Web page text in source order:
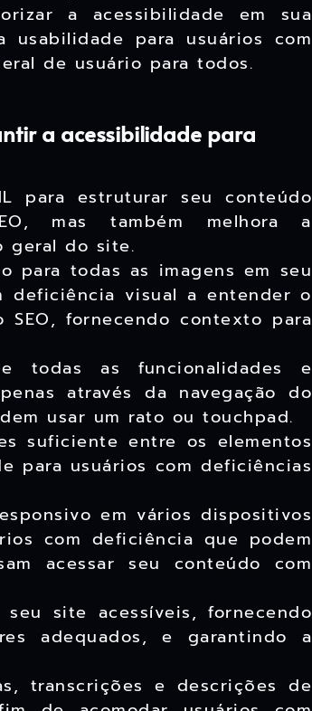
a acessibilidade em sua
para usuários com
de usuário para todos.
a acessibilidade para
para estruturar seu conteúdo
mas também melhora a
geral do site.
para todas as imagens em seu
visual a entender o
fornecendo contexto para
todas as funcionalidades e
através da navegação do
usar um rato ou touchpad.
suficiente entre os elementos
para usuários com deficiências
em vários dispositivos
com deficiência que podem
acessar seu conteúdo com
site acessíveis, fornecendo
adequados, e garantindo a
transcrições e descrições de